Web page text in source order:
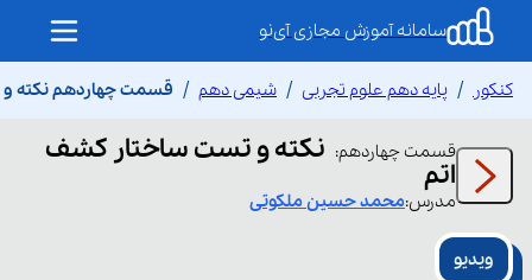
سامانه آموزش مجازی آی‌نو
کنکور پایه دهم علوم تجربی شیمی دهم قسمت چهاردهم نکته
قسمت چهاردهم: نکته و تست ساختار کشف
اتم
مدرس:محمد حسینملکوتی
ویدیو